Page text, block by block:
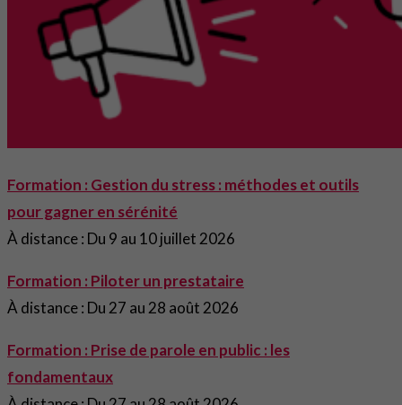
Formation : Gestion du stress : méthodes et outils
pour gagner en sérénité
À distance : Du 9 au 10 juillet 2026
Formation : Piloter un prestataire
À distance : Du 27 au 28 août 2026
Formation : Prise de parole en public : les
fondamentaux